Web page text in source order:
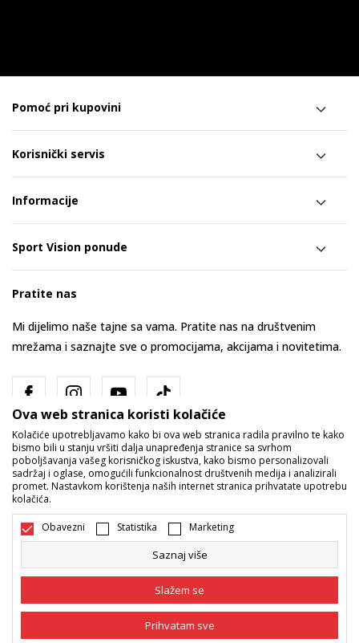
Pomoć pri kupovini
Korisnički servis
Informacije
Sport Vision ponude
Pratite nas
Mi dijelimo naše tajne sa vama. Pratite nas na društvenim
mrežama i saznajte sve o promocijama, akcijama i novitetima.
Bosna i Hercegovina Promijenite
Nastojimo da budemo što precizniji u opisu proizvoda, prikazu slika i
samih cijena, ali ne možemo garantovati da su sve informacije kompletne
Ova web stranica koristi kolačiće
Kolačiće upotrebljavamo kako bi ova web stranica radila pravilno te kako
bismo bili u stanju vršiti dalja unapređenja stranice sa svrhom
poboljšavanja vašeg korisničkog iskustva, kako bismo personalizovali
sadržaj i oglase, omogućili funkcionalnost društvenih medija i analizirali
promet. Nastavkom korištenja naših internet stranica prihvatate upotrebu
kolačića.
Obavezni Statistika Marketing
Saznaj više
Slažem se
Prihvatam sve